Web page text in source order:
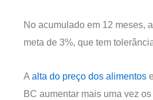
No acumulado em 12 meses,
meta de 3%, que tem
A alta do preço dos alimentos
BC aumentar mais uma vez